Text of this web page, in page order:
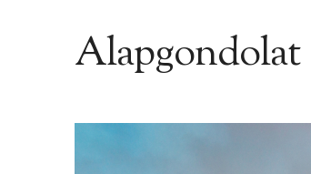
Alapgondolat